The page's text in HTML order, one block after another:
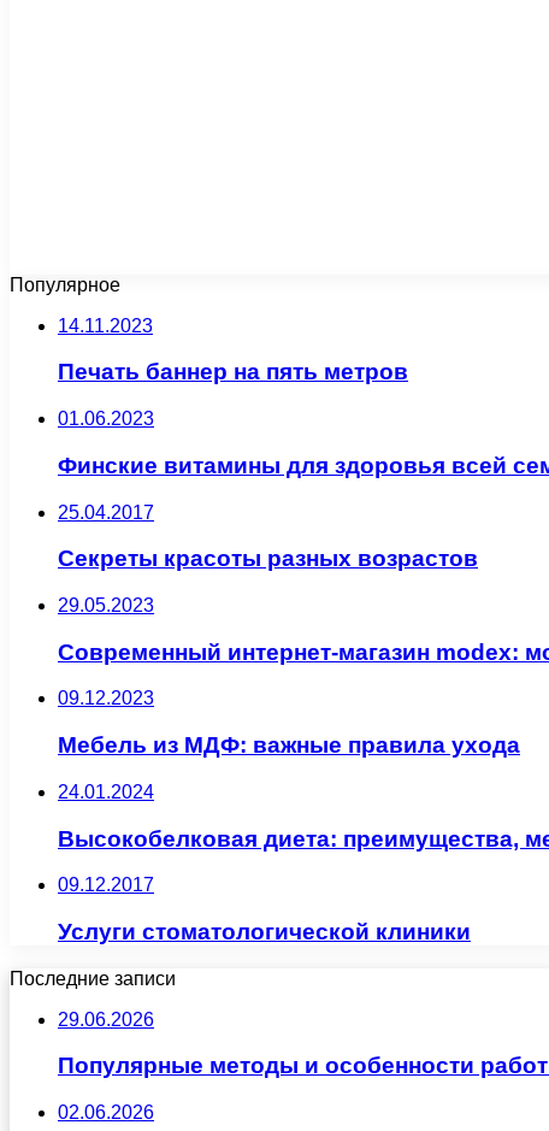
Популярное
14.11.2023
Печать баннер на пять метров
01.06.2023
Финские витамины для здоровья всей
25.04.2017
Секреты красоты разных возрастов
29.05.2023
Современный интернет-магазин modex:
09.12.2023
Мебель из МДФ: важные правила ухода
24.01.2024
Высокобелковая диета: преимущества,
09.12.2017
Услуги стоматологической клиники
Последние записи
29.06.2026
Популярные методы и особенности
02.06.2026